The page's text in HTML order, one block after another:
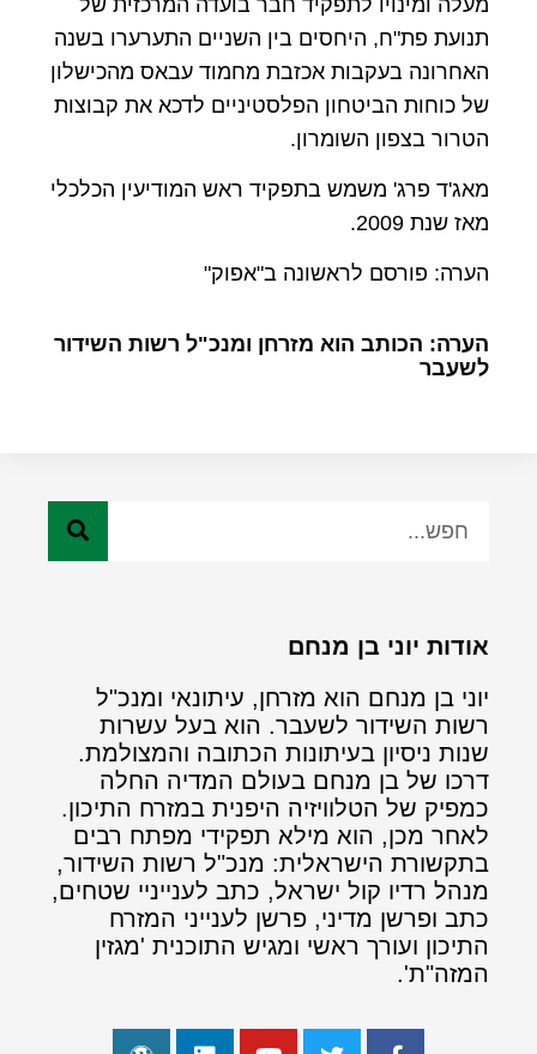
תנועת פת"ח, היחסים בין השניים התערערו בשנה
האחרונה בעקבות אכזבת מחמוד עבאס מהכישלון
של כוחות הביטחון הפלסטיניים לדכא את קבוצות
הטרור בצפון השומרון.
מאג'ד פרג' משמש בתפקיד ראש המודיעין הכלכלי
מאז שנת 2009.
הערה: פורסם לראשונה ב"אפוק"
הערה: הכותב הוא מזרחן ומנכ"ל רשות השידור
לשעבר
אודות יוני בן מנחם
יוני בן מנחם הוא מזרחן, עיתונאי ומנכ"ל
רשות השידור לשעבר. הוא בעל עשרות
שנות ניסיון בעיתונות הכתובה והמצולמת.
דרכו של בן מנחם בעולם המדיה החלה
כמפיק של הטלוויזיה היפנית במזרח התיכון.
לאחר מכן, הוא מילא תפקידי מפתח רבים
בתקשורת הישראלית: מנכ"ל רשות השידור,
מנהל רדיו קול ישראל, כתב לענייניי שטחים,
כתב ופרשן מדיני, פרשן לענייני המזרח
התיכון ועורך ראשי ומגיש התוכנית 'מגזין
המזה"ת'.